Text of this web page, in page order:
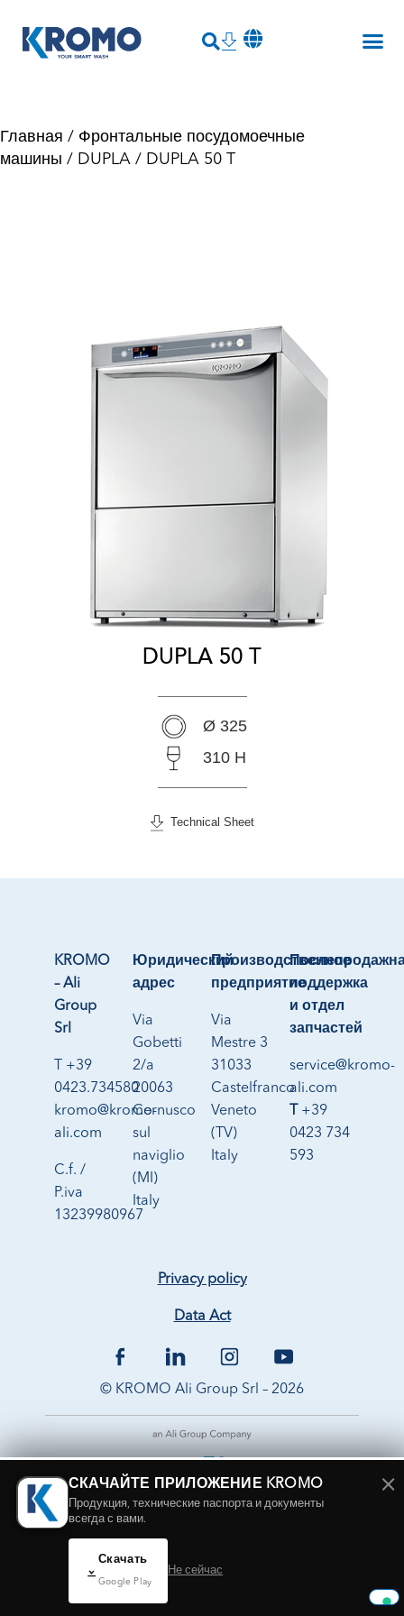
Главная / Фронтальные посудомоечные
машины / DUPLA / DUPLA 50 T
DUPLA 50 T
Ø 325
310 H
Technical Sheet
KROMO
– Ali
Group
Srl
T +39
0423.734580
kromo@kromo-
ali.com
C.f. /
P.iva
13239980967
Юридический
адрес
Via
Gobetti
2/a
20063
Cernusco
sul
naviglio
(MI)
Italy
Производственное
предприятие
Via
Mestre 3
31033
Castelfranco
Veneto
(TV)
Italy
поддержка
и отдел
запчастей
service@kromo-
ali.com
T +39
0423 734
593
Privacy policy
Data Act
© KROMO Ali Group Srl – 2026
СКАЧАЙТЕ ПРИЛОЖЕНИЕ KROMO
Продукция, технические паспорта и документы
всегда с вами.
Скачать
Google Play
Не сейчас
×